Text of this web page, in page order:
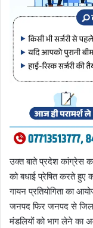
उक्त बाते प्रदेश कांग्रेस
को बधाई प्रेषित करते हुए
गायन प्रतियोगिता का
जनपद फिर जनपद से जिला
मंडलियों को भाग लेने का